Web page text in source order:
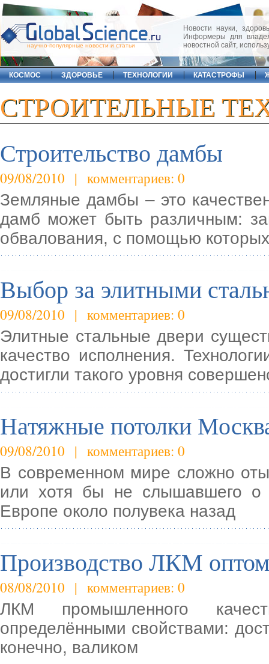
научно-популярные новости и статьи
Новости науки,
Информеры для
новостной сайт,
КОСМОС ЗДОРОВЬЕ ТЕХНОЛОГИИ КАТАСТРОФЫ
СТРОИТЕЛЬНЫЕ
Строительство дамбы
09/08/2010 | комментариев: 0
Земляные дамбы – это
дамб может быть различным:
обвалования, с помощью
Выбор за элитными
09/08/2010 | комментариев: 0
Элитные стальные двери
качество исполнения.
достигли такого уровня
Натяжные потолки
09/08/2010 | комментариев: 0
В современном мире сложно
или хотя бы не слышавшего о
Европе около полувека назад
Производство ЛКМ оптом
08/08/2010 | комментариев: 0
ЛКМ промышленного
определёнными свойствами:
конечно, валиком